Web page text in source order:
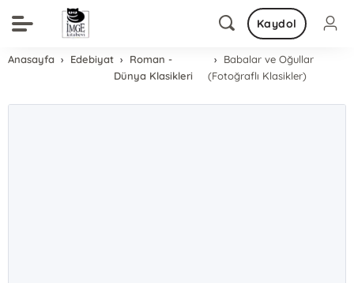
Kaydol
Anasayfa Edebiyat
Roman -
Dünya Klasikleri
Babalar ve Oğullar
(Fotoğraflı Klasikler)